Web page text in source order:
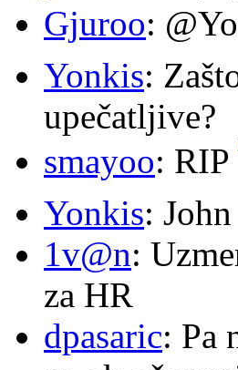
Gjuroo:
Yonkis:
upečatljive?
smayoo: RIP
Yonkis:
1v@n:
za HR
dpasaric: Pa